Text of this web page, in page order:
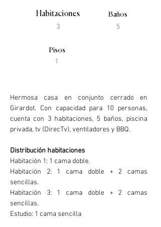
Habitaciones
3
Baños
5
Pisos
1
Hermosa casa en conjunto cerrado en
Girardot. Con capacidad para 10 personas,
cuenta con 3 habitaciones, 5 baños, piscina
privada, tv (DirecTv), ventiladores y BBQ.
Distribución habitaciones
Habitación 1: 1 cama doble.
Habitación 2: 1 cama doble + 2 camas
sencillas.
Habitación 3: 1 cama doble + 2 camas
sencillas.
Estudio: 1 cama sencilla